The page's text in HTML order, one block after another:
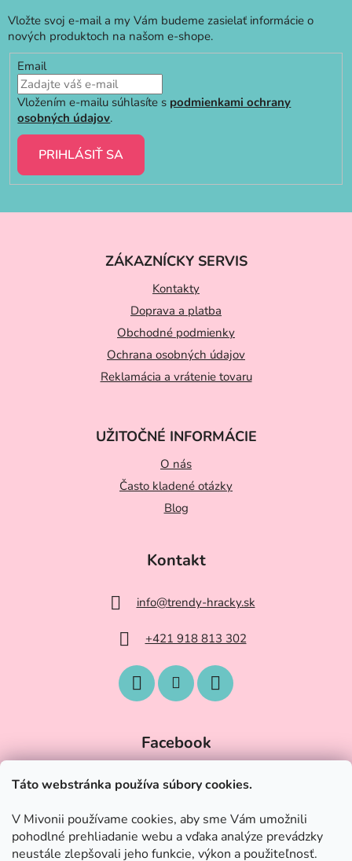
Táto webstránka používa súbory cookies.
V Mivonii používame cookies, aby sme Vám umožnili
pohodlné prehliadanie webu a vďaka analýze prevádzky
neustále zlepšovali jeho funkcie, výkon a použiteľnosť.
Vložte svoj e-mail a my Vám budeme zasielať informácie o
nových produktoch na našom e-shope.
Email
Vložením e-mailu súhlasíte s podmienkami ochrany
osobných údajov.
PRIHLÁSIŤ SA
ZÁKAZNÍCKY SERVIS
Kontakty
Doprava a platba
Obchodné podmienky
Ochrana osobných údajov
Reklamácia a vrátenie tovaru
UŽITOČNÉ INFORMÁCIE
O nás
Často kladené otázky
Blog
Kontakt
info@trendy-hracky.sk
+421 918 813 302
Facebook